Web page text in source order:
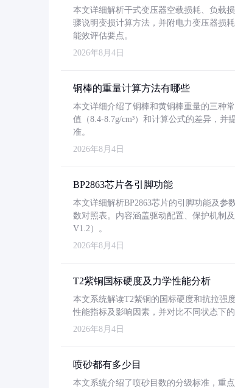
本文详细解析干式变压器空载损耗、负载
骤说明变损计算方法，并附电力变压器损
能效评估要点。
2026年8月4日
铜棒的重量计算方法有哪些
本文详细介绍了铜棒和黄铜棒重量的三种
值（8.4-8.7g/cm³）和计算公式的差异，
准。
2026年8月4日
BP2863芯片各引脚功能
本文详细解析BP2863芯片的引脚功能及
数对照表。内容涵盖驱动配置、保护机制
V1.2）。
2026年8月4日
T2紫铜国标硬度及力学性能分析
本文系统解读T2紫铜的国标硬度和抗拉强
性能指标及影响因素，并对比不同状态下
2026年8月4日
喷砂都有多少目
本文系统介绍了喷砂目数的分级标准，重